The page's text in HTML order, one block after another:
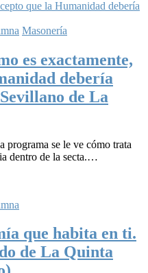
Masonería
es exactamente,
debería
de La
programa se le ve cómo trata
dentro de la secta.…
que habita en ti.
de La Quinta